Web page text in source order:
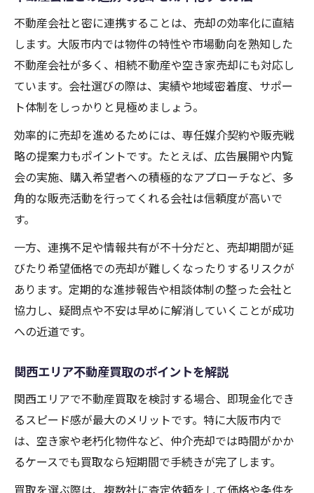
不動産会社と密に連携することは、売却の効率化に直結
します。大阪市内では物件の特性や市場動向を熟知した
不動産会社が多く、相続不動産や空き家売却にも対応し
ています。会社選びの際は、実績や地域密着度、サポー
ト体制をしっかりと見極めましょう。
効率的に売却を進めるためには、専任媒介契約や販売戦
略の提案力もポイントです。たとえば、広告展開や内覧
会の実施、購入希望者への積極的なアプローチなど、多
角的な販売活動を行ってくれる会社は信頼度が高いで
す。
一方、連携不足や情報共有が不十分だと、売却期間が延
びたり希望価格での売却が難しくなったりするリスクが
あります。定期的な進捗報告や相談体制の整った会社と
協力し、疑問点や不安は早めに解消していくことが成功
への近道です。
関西エリア不動産買取のポイントを解説
関西エリアで不動産買取を検討する場合、即現金化でき
るスピード感が最大のメリットです。特に大阪市内で
は、空き家や老朽化物件など、仲介売却では時間がかか
るケースでも買取なら短期間で手続きが完了します。